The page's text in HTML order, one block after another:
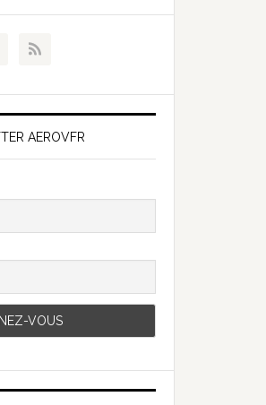
AEROVFR